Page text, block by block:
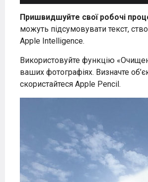
Пришвидшуйте свої робочі
можуть підсумовувати текст,
Apple Intelligence.
Використовуйте функцію
ваших фотографіях. Визначте
скористайтеся Apple Pencil.